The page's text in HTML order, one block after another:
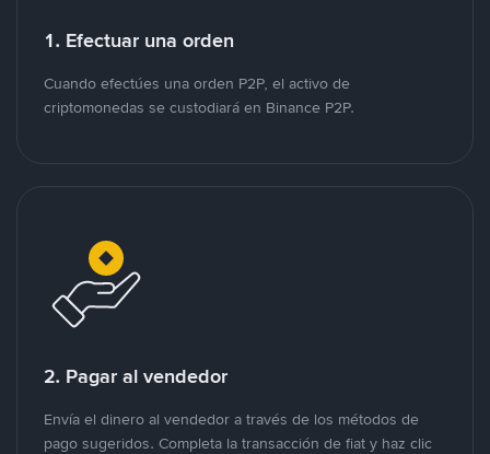
1. Efectuar una orden
Cuando efectúes una orden P2P, el activo de
criptomonedas se custodiará en Binance P2P.
2. Pagar al vendedor
Envía el dinero al vendedor a través de los métodos de
pago sugeridos. Completa la transacción de fiat y haz clic